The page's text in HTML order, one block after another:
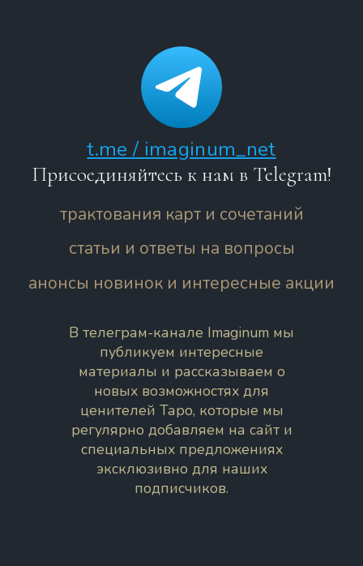
t.me / imaginum_net
Присоединяйтесь к нам в Telegram!
трактования карт и сочетаний
статьи и ответы на вопросы
анонсы новинок и интересные акции
В телеграм-канале Imaginum мы
публикуем интересные
материалы и рассказываем о
новых возможностях для
ценителей Таро, которые мы
регулярно добавляем на сайт и
специальных предложениях
эксклюзивно для наших
подписчиков.